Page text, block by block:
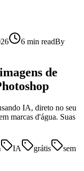
6 min readBy
de
IA, direto no seu
marcas d'água. Suas
IA grátis
sem